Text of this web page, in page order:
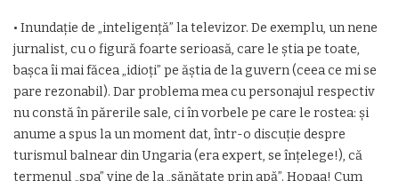
• Inundaţie de „inteligenţă” la televizor. De exemplu, un nene
jurnalist, cu o figură foarte serioasă, care le ştia pe toate,
başca îi mai făcea „idioţi” pe ăştia de la guvern (ceea ce mi se
pare rezonabil). Dar problema mea cu personajul respectiv
nu constă în părerile sale, ci în vorbele pe care le rostea: şi
anume a spus la un moment dat, într-o discuţie despre
turismul balnear din Ungaria (era expert, se înţelege!), că
termenul „spa” vine de la „sănătate prin apă”. Hopaa! Cum